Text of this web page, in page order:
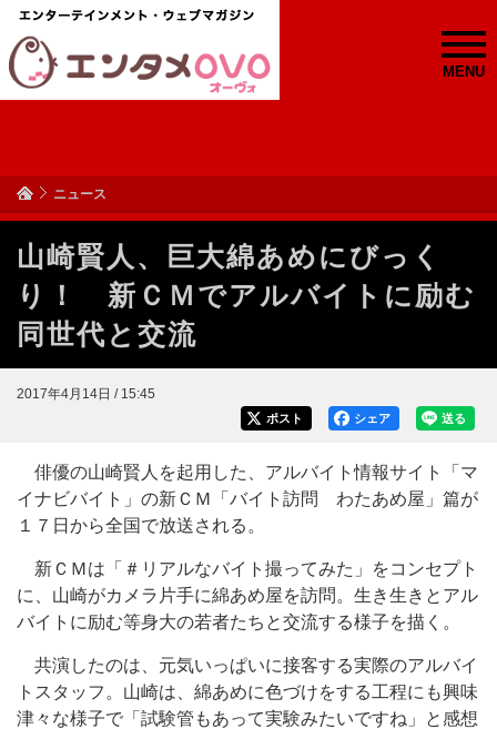
MENU
ニュース
山崎賢人、巨大綿あめにびっく
り！ 新ＣＭでアルバイトに励む
同世代と交流
2017年4月14日 / 15:45
送る
シェア
ポスト
俳優の山崎賢人を起用した、アルバイト情報サイト「マ
イナビバイト」の新ＣＭ「バイト訪問 わたあめ屋」篇が
１７日から全国で放送される。
新ＣＭは「＃リアルなバイト撮ってみた」をコンセプト
に、山崎がカメラ片手に綿あめ屋を訪問。生き生きとアル
バイトに励む等身大の若者たちと交流する様子を描く。
共演したのは、元気いっぱいに接客する実際のアルバイ
トスタッフ。山崎は、綿あめに色づけをする工程にも興味
津々な様子で「試験管もあって実験みたいですね」と感想